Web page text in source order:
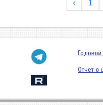
‹ 1
Годовой
Отчет о